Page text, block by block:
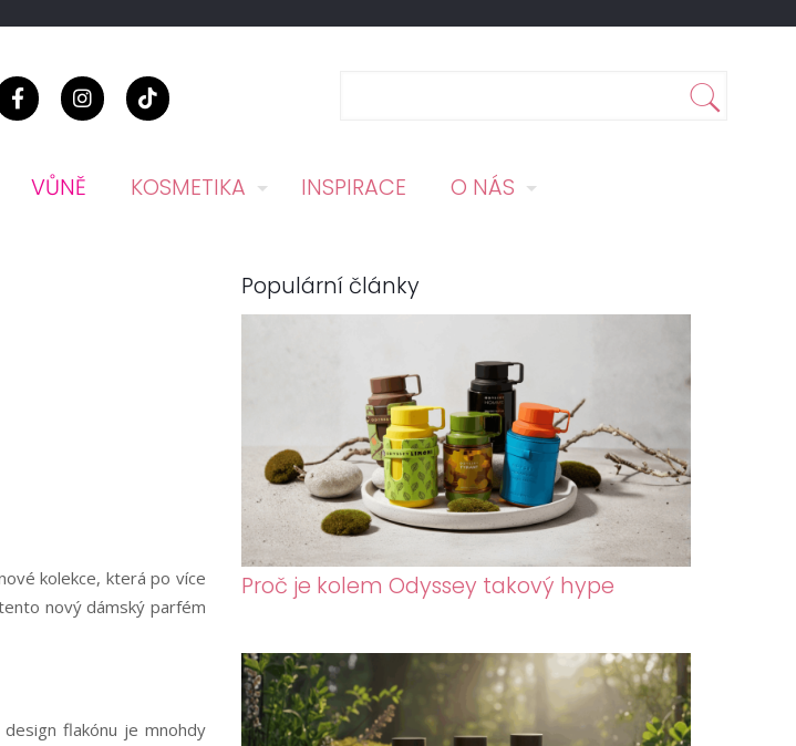
VŮNĚ KOSMETIKA INSPIRACE O NÁS
kolekce, která po více
nový dámský parfém
flakónu je mnohdy
Populární články
Proč je kolem Odyssey takový hype